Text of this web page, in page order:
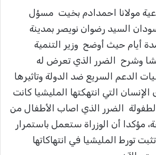
مولانا احمدادم بخيت مسؤل
السيد رضوان نويصر بمدينة
أيام حيث أوضح وزير التنمية
وشرح الضرر الذي تعرض له
الدعم السريع ضد الدولة وتاثيرها
التي انتهكتها المليشيا كانت
الضرر الذي اصاب الأطفال من
مؤكدا أن الوزراة ستعمل باستمرار
تورط المليشيا في انتهاكاتها